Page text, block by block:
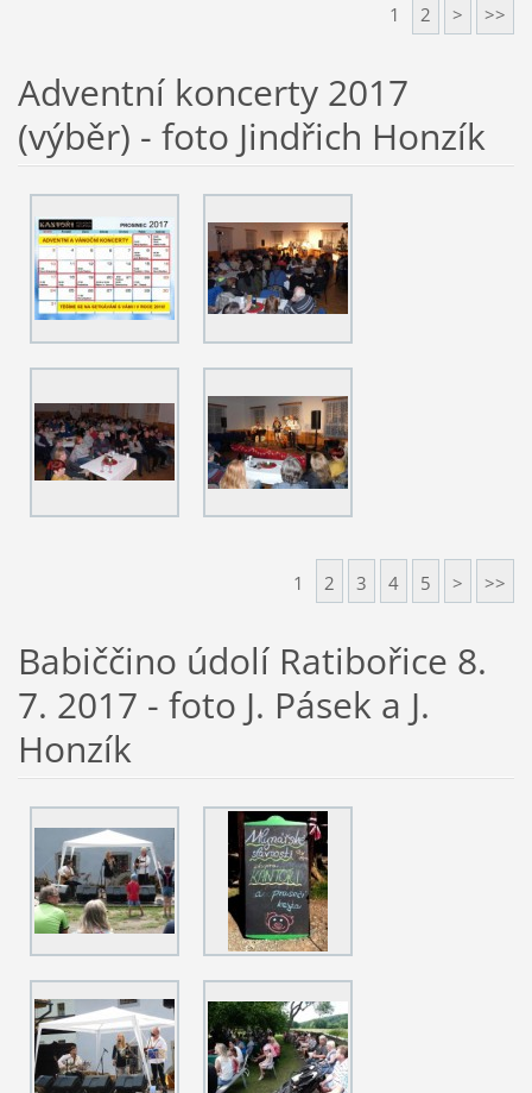
1 2 > >>
Adventní koncerty 2017
(výběr) - foto Jindřich Honzík
1 2 3 4 5 > >>
Babiččino údolí Ratibořice 8.
7. 2017 - foto J. Pásek a J.
Honzík